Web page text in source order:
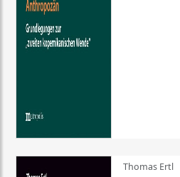
Thomas Ertl